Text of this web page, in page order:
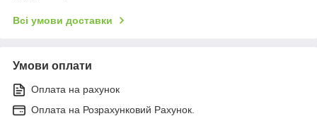
Всі умови доставки
Умови оплати
Оплата на рахунок
Оплата на Розрахунковий Рахунок.